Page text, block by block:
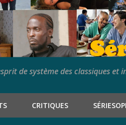
de système des classiques et
CRITIQUES